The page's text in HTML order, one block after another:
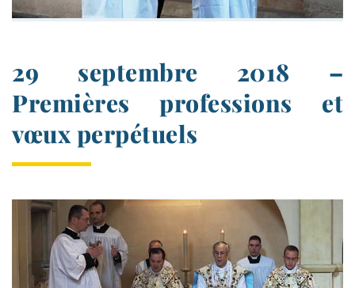
29 septembre 2018 –
Premières professions et
vœux perpétuels